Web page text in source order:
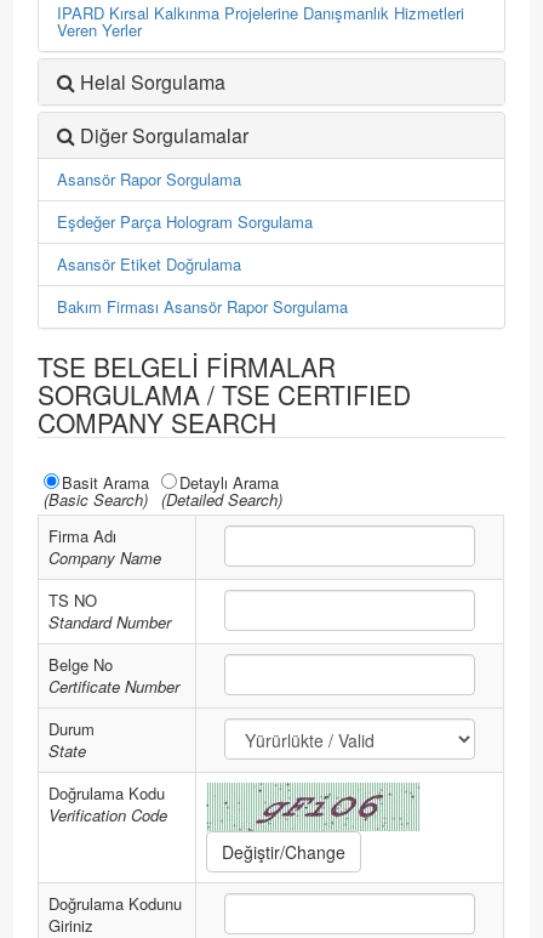
IPARD Kırsal Kalkınma Projelerine Danışmanlık Hizmetleri
Veren Yerler
Helal Sorgulama
Diğer Sorgulamalar
Asansör Rapor Sorgulama
Eşdeğer Parça Hologram Sorgulama
Asansör Etiket Doğrulama
Bakım Firması Asansör Rapor Sorgulama
TSE BELGELİ FİRMALAR
SORGULAMA / TSE CERTIFIED
COMPANY SEARCH
Basit Arama
(Basic Search)
Detaylı Arama
(Detailed Search)
Firma Adı
Company Name
TS NO
Standard Number
Belge No
Certificate Number
Durum
State
Doğrulama Kodu
Verification Code
Doğrulama Kodunu
Giriniz